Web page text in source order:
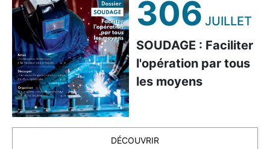
306 JUILLET
SOUDAGE : Faciliter
l'opération par tous
les moyens
DÉCOUVRIR